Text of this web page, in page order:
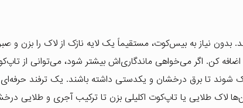
نیاز به بیس‌کوت، مستقیماً یک لایه نازک از لاک را بزن و
کن. اگر می‌خواهی ماندگاری‌اش بیشتر شود، می‌توانی از
شوند تا برق درخشان و یکدستی داشته باشند. یک ترفند
لاک طلایی یا تاپ‌کوت اکلیلی بزن تا ترکیب آجری و طلایی